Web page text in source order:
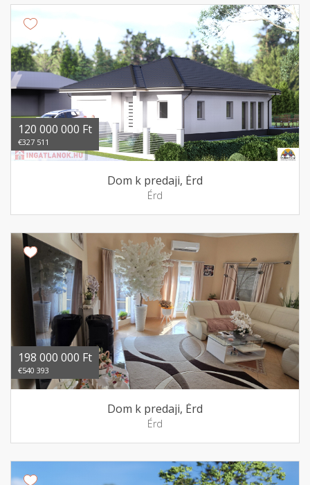
120 000 000 Ft
€327 511
Dom k predaji, Érd
Érd
198 000 000 Ft
€540 393
Dom k predaji, Érd
Érd